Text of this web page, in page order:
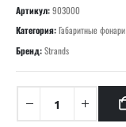
Артикул:903000
Категория:Габаритные фонари
Бренд:Strands